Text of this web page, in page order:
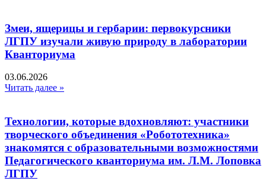
Змеи, ящерицы и гербарии: первокурсники
ЛГПУ изучали живую природу в лаборатории
Кванториума
03.06.2026
Читать далее »
Технологии, которые вдохновляют: участники
творческого объединения «Робототехника»
знакомятся с образовательными возможностями
Педагогического кванториума им. Л.М. Лоповка
ЛГПУ